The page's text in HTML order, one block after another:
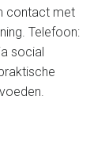
contact met
Telefoon:
social